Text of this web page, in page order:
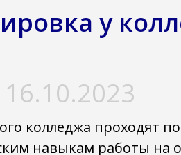
у
16.10.2023
колледжа
навыкам работы на